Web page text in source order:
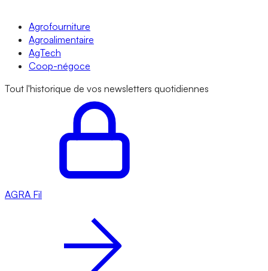
Agrofourniture
Agroalimentaire
AgTech
Coop-négoce
Tout l'historique de vos newsletters quotidiennes
AGRA Fil